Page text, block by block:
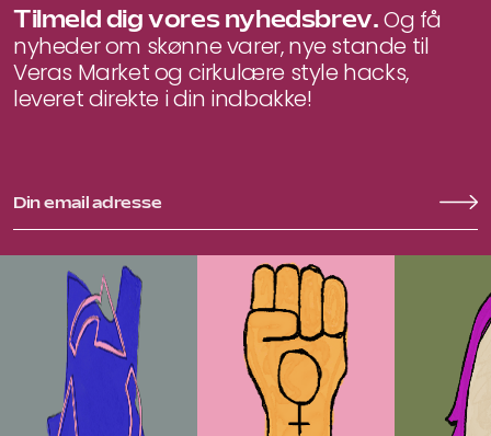
Tilmeld dig vores nyhedsbrev.Og få
nyheder om skønne varer, nye stande til
Veras Market og cirkulære style hacks,
leveret direkte i din indbakke!